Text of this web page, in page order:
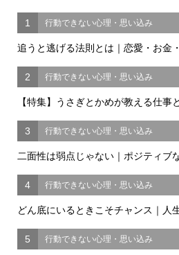
1 行動できない心理・思い込み
追うと逃げる法則とは｜恋愛・お金
2 行動できない心理・思い込み
【特集】うさぎとかめが教える仕事
3 行動できない心理・思い込み
二面性は弱点じゃない｜ポジティブ
4 行動できない心理・思い込み
どん底にいるときこそチャンス｜人
5 行動できない心理・思い込み